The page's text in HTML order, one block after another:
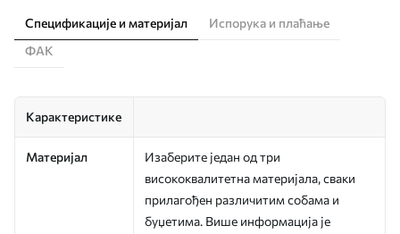
Спецификације и материјал
Испорука и плаћање
ФАК
Карактеристике
Материјал
Изаберите један од три
висококвалитетна материјала, сваки
прилагођен различитим собама и
буџетима. Више информација је